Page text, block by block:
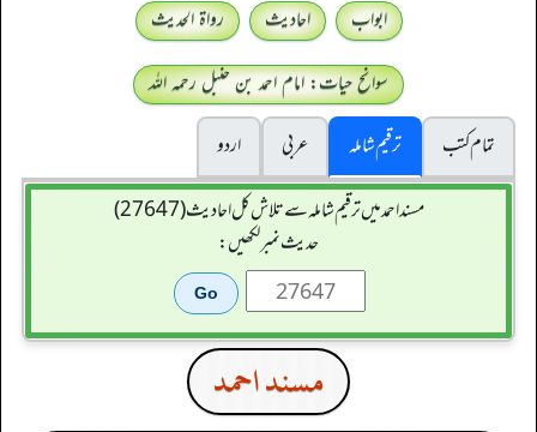
ابواب احادیث
رواۃ الحدیث
سوانح حیات: امام احمد بن حنبل رحمہ اللہ
تمام کتب
ترقیم شاملہ عربی
اردو
مسند احمد میں ترقیم شاملہ سے تلاش کل احادیث (27647)
حدیث نمبر لکھیں:
مسند احمد